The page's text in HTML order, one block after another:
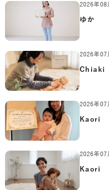
2026年08
ゆか
2026年07
Chiaki
2026年07
Kaori
2026年07
Kaori